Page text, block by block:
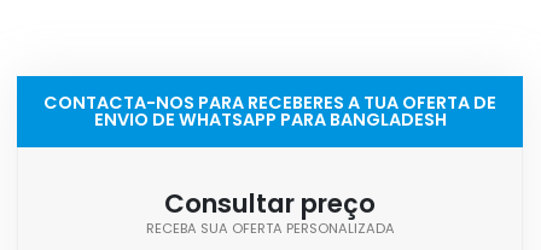
CONTACTA-NOS PARA RECEBERES A TUA OFERTA DE
ENVIO DE WHATSAPP PARA BANGLADESH
Consultar preço
RECEBA SUA OFERTA PERSONALIZADA